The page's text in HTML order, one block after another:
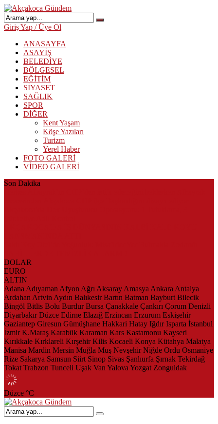
Giriş Yap / Üye Ol
ANASAYFA
ASAYİŞ
BELEDİYE
BÖLGESEL
EĞİTİM
SİYASET
SAĞLIK
SPOR
DİĞER
Kent Yaşam
Köşe Yazıları
Turizm
Yerel Haber
FOTO GALERİ
VİDEO GALERİ
Son Dakika
DOLAR
EURO
ALTIN
Adana Adıyaman Afyon Ağrı Aksaray Amasya Ankara Antalya
Ardahan Artvin Aydın Balıkesir Bartın Batman Bayburt Bilecik
Bingöl Bitlis Bolu Burdur Bursa Çanakkale Çankırı Çorum Denizli
Diyarbakır Düzce Edirne Elazığ Erzincan Erzurum Eskişehir
Gaziantep Giresun Gümüşhane Hakkari Hatay Iğdır Isparta İstanbul
İzmir K.Maraş Karabük Karaman Kars Kastamonu Kayseri
Kırıkkale Kırklareli Kırşehir Kilis Kocaeli Konya Kütahya Malatya
Manisa Mardin Mersin Muğla Muş Nevşehir Niğde Ordu Osmaniye
Rize Sakarya Samsun Siirt Sinop Sivas Şanlıurfa Şırnak Tekirdağ
Tokat Trabzon Tunceli Uşak Van Yalova Yozgat Zonguldak
Düzce °C